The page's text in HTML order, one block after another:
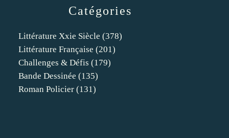
Catégories
Littérature Xxie Siècle (378)
Littérature Française (201)
Challenges & Défis (179)
Bande Dessinée (135)
Roman Policier (131)